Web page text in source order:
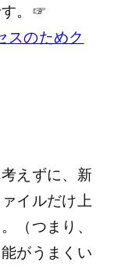
す。☞
スのためク
えずに、新
イルだけ上
（つまり、
がうまくい